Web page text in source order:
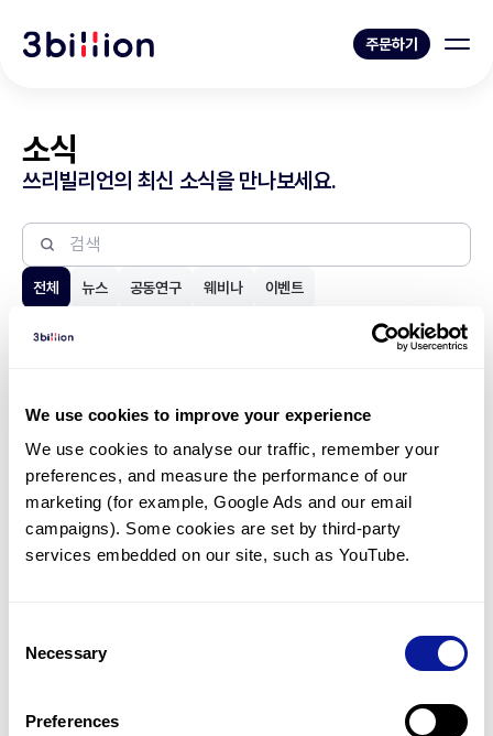
We use cookies to improve your experience
We use cookies to analyse our traffic, remember your
preferences, and measure the performance of our
marketing (for example, Google Ads and our email
campaigns). Some cookies are set by third-party
services embedded on our site, such as YouTube.
Selection
Necessary
Preferences
주문하기
소식
쓰리빌리언의 최신 소식을 만나보세요.
전체 뉴스 공동연구 웨비나 이벤트
1 10 11 12 13 14
기술
리소스
제휴문의